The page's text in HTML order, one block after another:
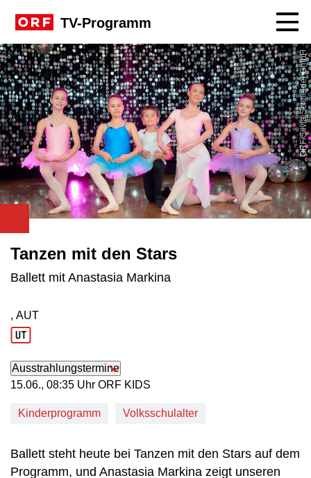
TV-Programm
ORF/Silvia Schneider GmbH
Tanzen mit den Stars
Ballett mit Anastasia Markina
Produktionsland: AUT
, AUT
Ausstrahlungstermine
15. Juni, 08:35 Uhr in ORF KIDS
15.06., 08:35 Uhr ORF KIDS
Kinderprogramm Volksschulalter
Ballett steht heute bei Tanzen mit den Stars auf dem
Programm, und Anastasia Markina zeigt unseren